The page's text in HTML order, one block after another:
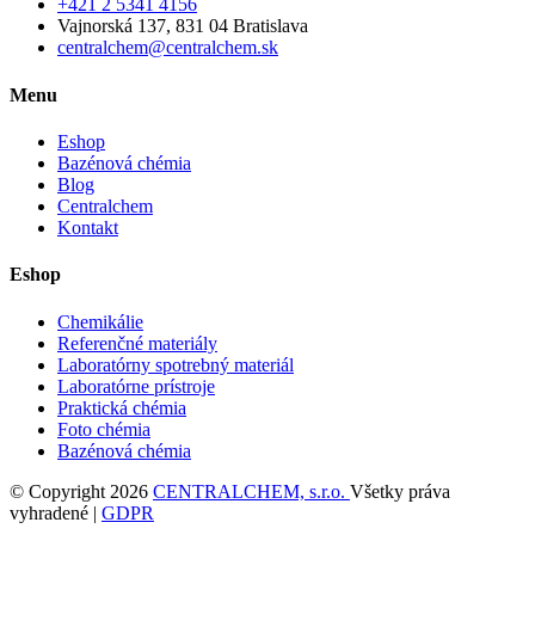
+421 2 5341 4156
Vajnorská 137, 831 04 Bratislava
centralchem@centralchem.sk
Menu
Eshop
Bazénová chémia
Blog
Centralchem
Kontakt
Eshop
Chemikálie
Referenčné materiály
Laboratórny spotrebný materiál
Laboratórne prístroje
Praktická chémia
Foto chémia
Bazénová chémia
© Copyright 2026 CENTRALCHEM, s.r.o. Všetky práva
vyhradené | GDPR